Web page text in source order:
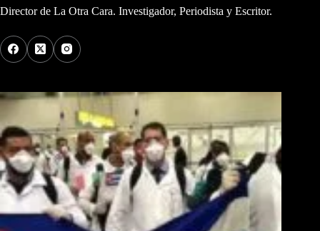
Director de La Otra Cara. Investigador, Periodista y Escritor.